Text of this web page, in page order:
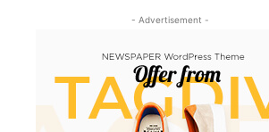
- Advertisement -